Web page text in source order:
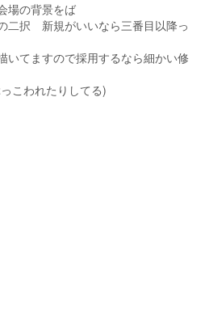
場の背景をば
二択 新規がいいなら三番目以降っ
いてますので採用するなら細かい修
こわれたりしてる)